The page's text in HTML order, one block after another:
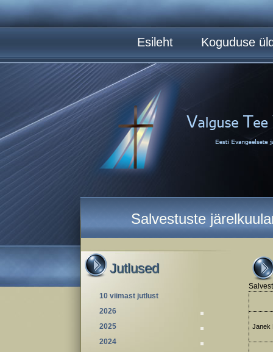
Jutlused
10 viimast jutlust
2026
2025
2024
Janek
Esileht Koguduse
Salvestuste